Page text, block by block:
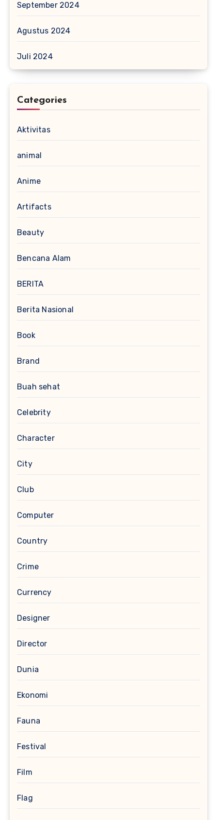
September 2024
Agustus 2024
Juli 2024
Categories
Aktivitas
animal
Anime
Artifacts
Beauty
Bencana Alam
BERITA
Berita Nasional
Book
Brand
Buah sehat
Celebrity
Character
City
Club
Computer
Country
Crime
Currency
Designer
Director
Dunia
Ekonomi
Fauna
Festival
Film
Flag